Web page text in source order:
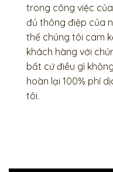
trong công việc
đủ thông điệp của
thế chúng tôi cam
khách hàng với
bất cứ điều gì
hoàn lại 100% phí
tôi.